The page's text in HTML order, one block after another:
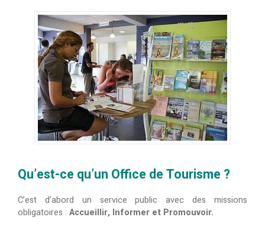
Qu’est-ce qu’un Office de Tourisme ?
C’est d’abord un service public avec des missions
obligatoires : Accueillir, Informer et Promouvoir.